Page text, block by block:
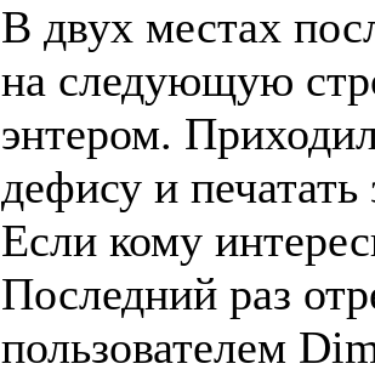
В двух местах
на следующую
энтером.
дефису и
Если кому
Последний раз
пользователем